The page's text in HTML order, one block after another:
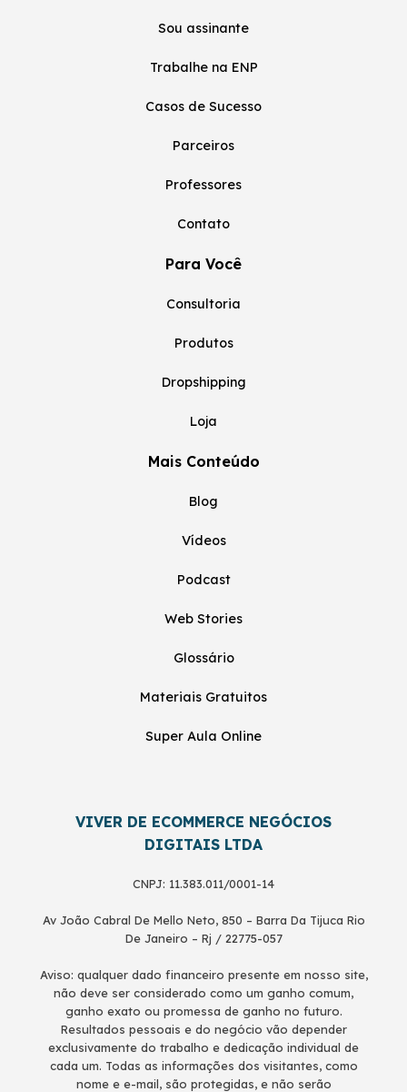
Sou assinante
Trabalhe na ENP
Casos de Sucesso
Parceiros
Professores
Contato
Para Você
Consultoria
Produtos
Dropshipping
Loja
Mais Conteúdo
Blog
Vídeos
Podcast
Web Stories
Glossário
Materiais Gratuitos
Super Aula Online
VIVER DE ECOMMERCE NEGÓCIOS
DIGITAIS LTDA
CNPJ: 11.383.011/0001-14
Av João Cabral De Mello Neto, 850 – Barra Da Tijuca Rio
De Janeiro – Rj / 22775-057
Aviso: qualquer dado financeiro presente em nosso site,
não deve ser considerado como um ganho comum,
ganho exato ou promessa de ganho no futuro.
Resultados pessoais e do negócio vão depender
exclusivamente do trabalho e dedicação individual de
cada um. Todas as informações dos visitantes, como
nome e e-mail, são protegidas, e não serão